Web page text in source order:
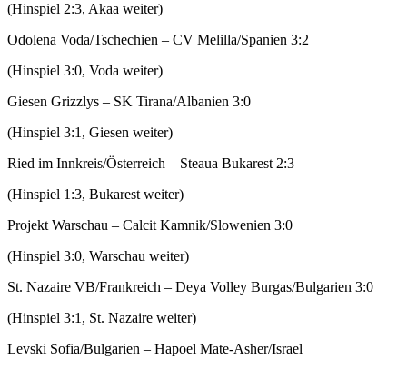
(Hinspiel 2:3, Akaa weiter)
Odolena Voda/Tschechien – CV Melilla/Spanien 3:2
(Hinspiel 3:0, Voda weiter)
Giesen Grizzlys – SK Tirana/Albanien 3:0
(Hinspiel 3:1, Giesen weiter)
Ried im Innkreis/Österreich – Steaua Bukarest 2:3
(Hinspiel 1:3, Bukarest weiter)
Projekt Warschau – Calcit Kamnik/Slowenien 3:0
(Hinspiel 3:0, Warschau weiter)
St. Nazaire VB/Frankreich – Deya Volley Burgas/Bulgarien 3:0
(Hinspiel 3:1, St. Nazaire weiter)
Levski Sofia/Bulgarien – Hapoel Mate-Asher/Israel